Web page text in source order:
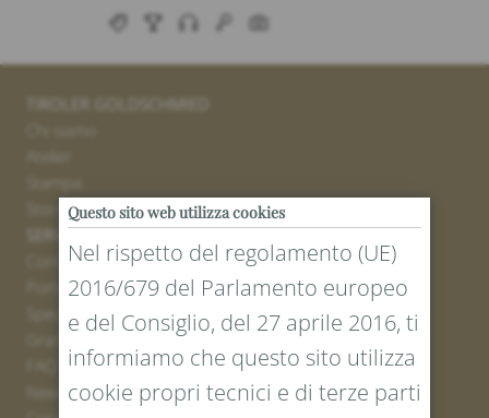
TIROLER GOLDSCHMIED
Stores
SERVICE
Contatto
Portale resi
Spedizione
Grandezze e lunghezze
Newsletter iscrizione
Questo sito web utilizza cookies
Nel rispetto del regolamento (UE)
2016/679 del Parlamento europeo
e del Consiglio, del 27 aprile 2016, ti
informiamo che questo sito utilizza
cookie propri tecnici e di terze parti